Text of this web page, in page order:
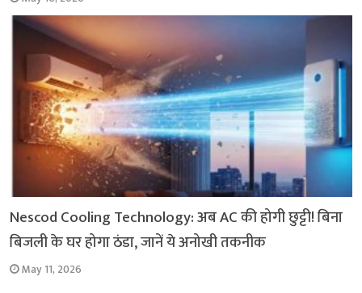
Nescod Cooling Technology: अब AC की होगी छुट्टी! बिना
बिजली के घर होगा ठंडा, जानें ये अनोखी तकनीक
May 11, 2026